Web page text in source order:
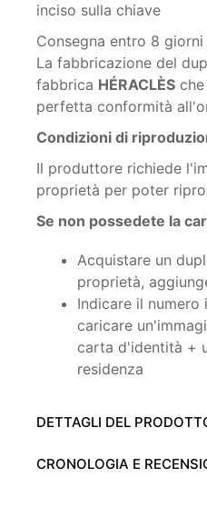
inciso sulla chiave
Consegna entro 8
La fabbricazione del
fabbrica HÉRACLÈS
perfetta conformità
Condizioni di
Il produttore richiede
proprietà per poter
Se non possedete la
Acquistare un
proprietà,
Indicare il numero
caricare
carta d'identità +
residenza
DETTAGLI DEL
CRONOLOGIA E